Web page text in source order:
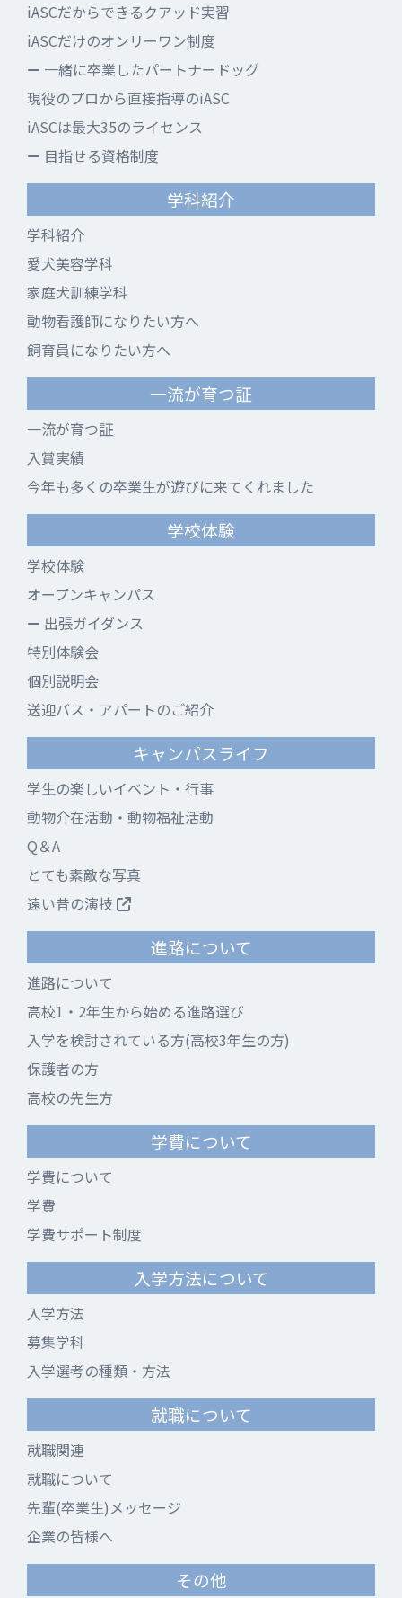
iASCだからできるクアッド実習
iASCだけのオンリーワン制度
一緒に卒業したパートナードッグ
現役のプロから直接指導のiASC
iASCは最大35のライセンス
目指せる資格制度
学科紹介
学科紹介
愛犬美容学科
家庭犬訓練学科
動物看護師になりたい方へ
飼育員になりたい方へ
一流が育つ証
一流が育つ証
入賞実績
今年も多くの卒業生が遊びに来てくれました
学校体験
学校体験
オープンキャンパス
出張ガイダンス
特別体験会
個別説明会
送迎バス・アパートのご紹介
キャンパスライフ
学生の楽しいイベント・行事
動物介在活動・動物福祉活動
Q＆A
とても素敵な写真
遠い昔の演技
進路について
進路について
高校1・2年生から始める進路選び
入学を検討されている方(高校3年生の方)
保護者の方
高校の先生方
学費について
学費について
学費
学費サポート制度
入学方法について
入学方法
募集学科
入学選考の種類・方法
就職について
就職関連
就職について
先輩(卒業生)メッセージ
企業の皆様へ
その他